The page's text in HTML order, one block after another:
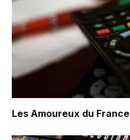
Les Amoureux du France